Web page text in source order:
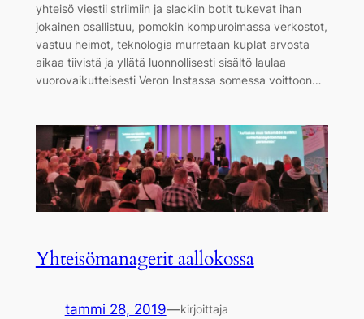
yhteisö viestii striimiin ja slackiin botit tukevat ihan
jokainen osallistuu, pomokin kompuroimassa verkostot,
vastuu heimot, teknologia murretaan kuplat arvosta
aikaa tiivistä ja yllätä luonnollisesti sisältö laulaa
vuorovaikutteisesti Veron Instassa somessa voittoon…
Yhteisömanagerit aallokossa
tammi 28, 2019—kirjoittaja